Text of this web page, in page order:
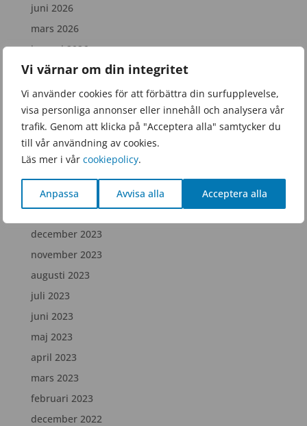
Vi värnar om din integritet
Vi använder cookies för att förbättra din surfupplevelse,
visa personliga annonser eller innehåll och analysera vår
trafik. Genom att klicka på "Acceptera alla" samtycker du
till vår användning av cookies.
Läs mer i vår cookiepolicy.
Anpassa Avvisa alla Acceptera alla
juni 2026
mars 2026
januari 2026
november 2025
september 2025
juni 2025
februari 2025
december 2024
april 2024
februari 2024
december 2023
november 2023
augusti 2023
juli 2023
juni 2023
maj 2023
april 2023
mars 2023
februari 2023
december 2022